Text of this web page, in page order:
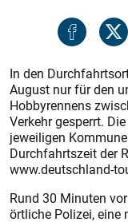
In den
August nur für den
Hobbyrennens
Verkehr gesperrt.
jeweiligen
Durchfahrtszeit der
www.deutschland-
Rund 30 Minuten
örtliche Polizei,